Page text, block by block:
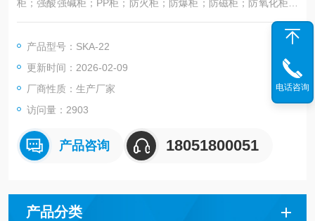
柜；强酸强碱柜；PP柜；防火柜；防爆柜；防磁柜；防氧化柜；
氮气柜；文件防火防磁柜。易燃品存储安全柜_危险品柜价格
产品型号：SKA-22
更新时间：2026-02-09
厂商性质：生产厂家
访问量：2903
产品咨询 18051800051
产品分类
电话咨询